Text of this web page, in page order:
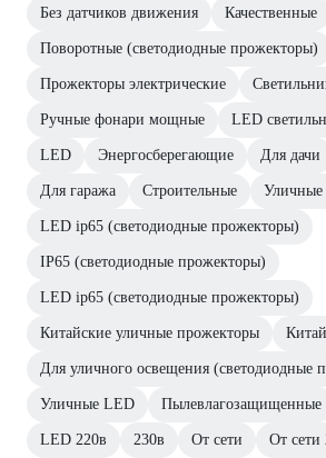
Без датчиков движения Качественные
Поворотные (светодиодные прожекторы)
Прожекторы электрические
Ручные фонари мощные LED
LED Энергосберегающие Для дачи
Для гаража Строительные Уличные
LED ip65 (светодиодные прожекторы)
IP65 (светодиодные прожекторы)
LED ip65 (светодиодные прожекторы)
Китайские уличные прожекторы Китай
Для уличного освещения (светодиодные
Уличные LED Пылевлагозащищенные
LED 220в 230в От сети От сети